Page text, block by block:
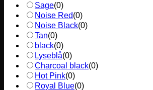
Sage(0)
Noise Red(0)
Noise Black(0)
Tan(0)
black(0)
Lyseblå(0)
Charcoal black(0)
Hot Pink(0)
Royal Blue(0)